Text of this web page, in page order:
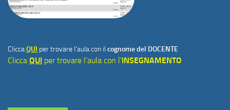
CliccaQUI per trovare l'aula con il cognome del DOCENTE
Clicca QUI per trovare l'aula con l'INSEGNAMENTO